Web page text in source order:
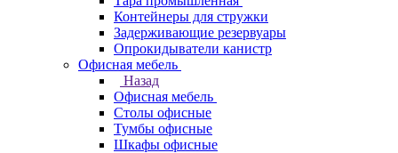
Контейнеры для стружки
Задерживающие резервуары
Опрокидыватели канистр
Офисная мебель
Назад
Офисная мебель
Столы офисные
Тумбы офисные
Шкафы офисные